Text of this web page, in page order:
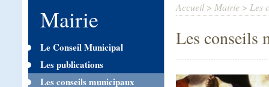
Mairie
Le Conseil Municipal
Les publications
Les conseils municipaux
Accueil> Mairie> Les
Les conseils